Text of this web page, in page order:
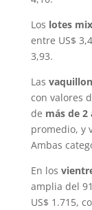
Los lotes
entre US$
3,93.
Las
con valores
de más de 2
promedio, y
Ambas
En los
amplia del
US$ 1.715,